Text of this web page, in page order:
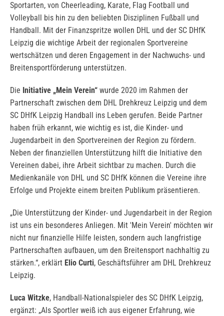
Sportarten, von Cheerleading, Karate, Flag Football und
Volleyball bis hin zu den beliebten Disziplinen Fußball und
Handball. Mit der Finanzspritze wollen DHL und der SC DHfK
Leipzig die wichtige Arbeit der regionalen Sportvereine
wertschätzen und deren Engagement in der Nachwuchs- und
Breitensportförderung unterstützen.
Die Initiative „Mein Verein“ wurde 2020 im Rahmen der
Partnerschaft zwischen dem DHL Drehkreuz Leipzig und dem
SC DHfK Leipzig Handball ins Leben gerufen. Beide Partner
haben früh erkannt, wie wichtig es ist, die Kinder- und
Jugendarbeit in den Sportvereinen der Region zu fördern.
Neben der finanziellen Unterstützung hilft die Initiative den
Vereinen dabei, ihre Arbeit sichtbar zu machen. Durch die
Medienkanäle von DHL und SC DHfK können die Vereine ihre
Erfolge und Projekte einem breiten Publikum präsentieren.
„Die Unterstützung der Kinder- und Jugendarbeit in der Region
ist uns ein besonderes Anliegen. Mit 'Mein Verein' möchten wir
nicht nur finanzielle Hilfe leisten, sondern auch langfristige
Partnerschaften aufbauen, um den Breitensport nachhaltig zu
stärken.“, erklärt Elio Curti, Geschäftsführer am DHL Drehkreuz
Leipzig.
Luca Witzke, Handball-Nationalspieler des SC DHfK Leipzig,
ergänzt: „Als Sportler weiß ich aus eigener Erfahrung, wie